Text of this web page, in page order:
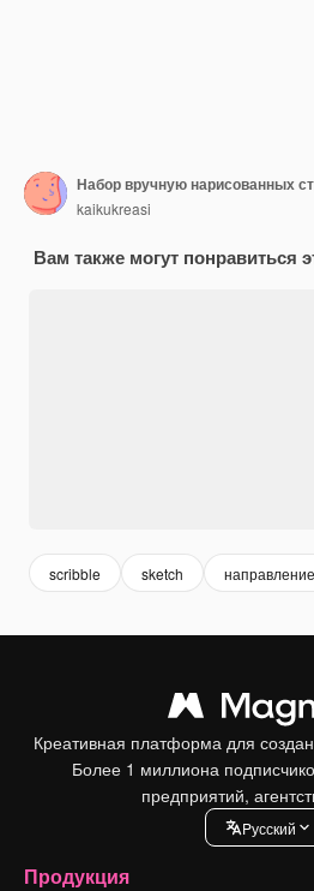
kaikukreasi
Вам также могут понравиться
scribble sketch направление
Креативная платформа для
Более 1 миллиона
предприятий,
Pусский
Продукция